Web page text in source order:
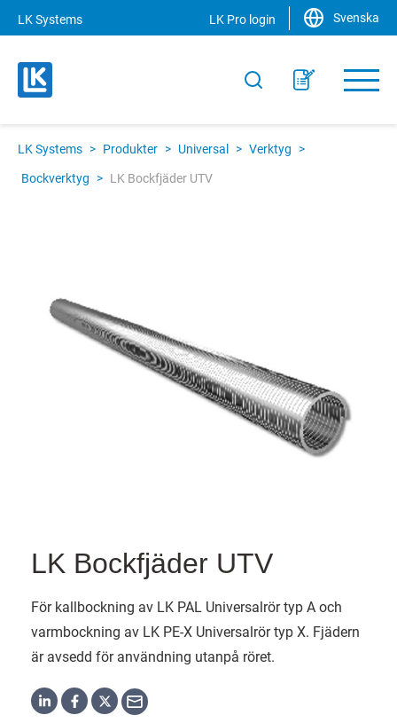
LK Systems LK Pro login Svenska
LK Systems > Produkter > Universal > Verktyg >
Bockverktyg > LK Bockfjäder UTV
LK Bockfjäder UTV
För kallbockning av LK PAL Universalrör typ A och
varmbockning av LK PE-X Universalrör typ X. Fjädern
är avsedd för användning utanpå röret.